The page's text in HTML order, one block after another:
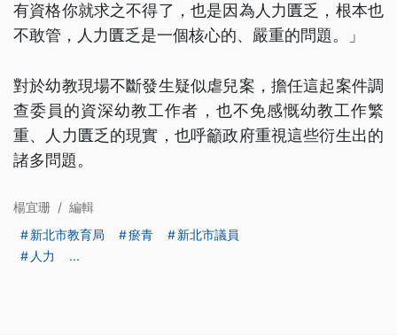
有資格你就求之不得了，也是因為人力匱乏，根本也
不敢管，人力匱乏是一個核心的、嚴重的問題。」
對於幼教現場不斷發生疑似虐兒案，擔任這起案件調
查委員的資深幼教工作者，也不免感慨幼教工作繁
重、人力匱乏的現實，也呼籲政府重視這些衍生出的
諸多問題。
楊宜珊 / 編輯
新北市教育局
瘀青
新北市議員
人力
...